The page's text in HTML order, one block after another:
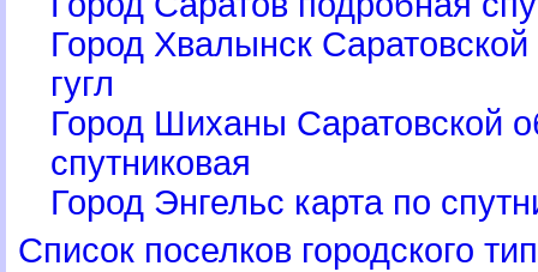
Город Хвалынск Саратовской
угл
Город Шиханы Саратовской
спутниковая
Город Энгельс карта по
Список поселков городского